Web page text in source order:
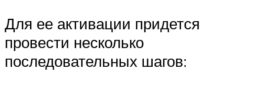
Для ее активации придется
провести несколько
последовательных шагов: